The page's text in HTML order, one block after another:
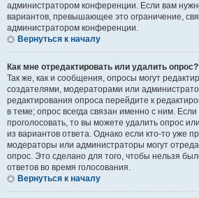
администратором конференции. Если вам
вариантов, превышающее это ограничение,
администратором конференции.
Вернуться к началу
Как мне отредактировать или удалить опрос?
Так же, как и сообщения, опросы могут
создателями, модераторами или
редактирования опроса перейдите к
в теме; опрос всегда связан именно с ним. Если
проголосовать, то вы можете удалить опрос
из вариантов ответа. Однако если кто-то уже
модераторы или администраторы могут
опрос. Это сделано для того, чтобы нельзя
ответов во время голосования.
Вернуться к началу